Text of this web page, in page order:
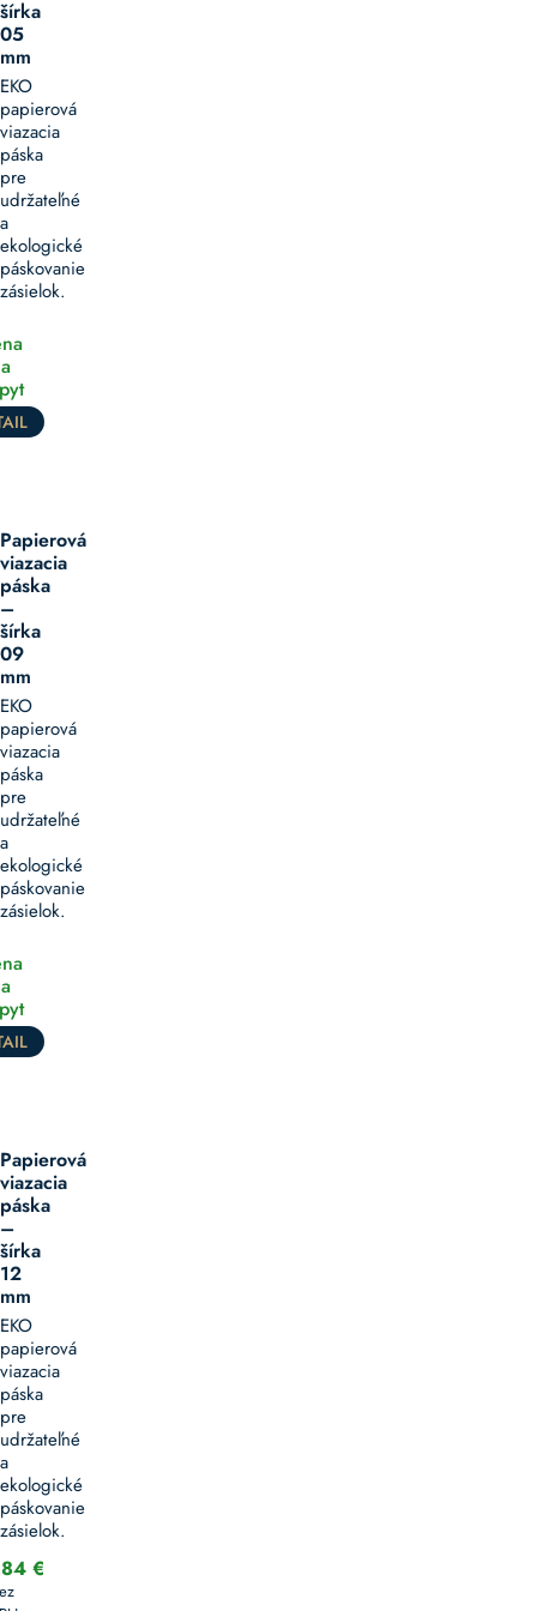
šírka
05
mm
EKO
papierová
viazacia
páska
pre
udržateľné
a
ekologické
páskovanie
zásielok.
Papierová
viazacia
páska
–
šírka
09
mm
EKO
papierová
viazacia
páska
pre
udržateľné
a
ekologické
páskovanie
zásielok.
Papierová
viazacia
páska
–
šírka
12
mm
EKO
papierová
viazacia
páska
pre
udržateľné
a
ekologické
páskovanie
zásielok.
€